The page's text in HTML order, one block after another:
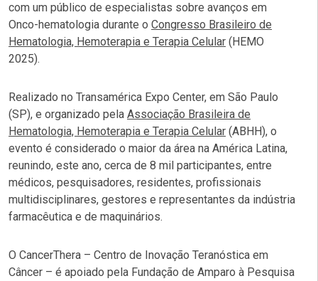
com um público de especialistas sobre avanços em
Onco-hematologia durante o Congresso Brasileiro de
Hematologia, Hemoterapia e Terapia Celular (HEMO
2025).
Realizado no Transamérica Expo Center, em São Paulo
(SP), e organizado pela Associação Brasileira de
Hematologia, Hemoterapia e Terapia Celular (ABHH), o
evento é considerado o maior da área na América Latina,
reunindo, este ano, cerca de 8 mil participantes, entre
médicos, pesquisadores, residentes, profissionais
multidisciplinares, gestores e representantes da indústria
farmacêutica e de maquinários.
O CancerThera – Centro de Inovação Teranóstica em
Câncer – é apoiado pela Fundação de Amparo à Pesquisa